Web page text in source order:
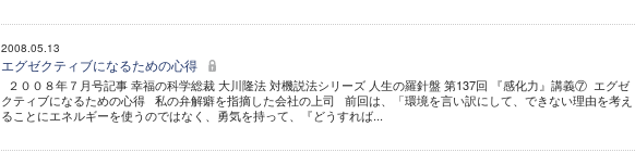
2008.05.13
エグゼクティブになるための心得
２００８年７月号記事 幸福の科学総裁 大川隆法 対機説法シリーズ 人生の羅針盤 第137回 『感化力』講義⑦ エグゼ
クティブになるための心得 私の弁解癖を指摘した会社の上司 前回は、「環境を言い訳にして、できない理由を考え
ることにエネルギーを使うのではなく、勇気を持って、『どうすれば...